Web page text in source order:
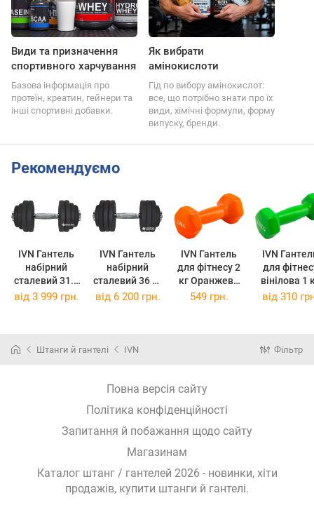
Види та призначення
спортивного харчування
Базова інформація про
протеїн, креатин, гейнери та
інші спортивні добавки.
Як вибрати
амінокислоти
Гід по вибору амінокислот:
все, що потрібно знати про їх
види, хімічні формули, форму
випуску, бренди.
Рекомендуємо
IVN Гантель
набірний
сталевий 31.5
кг (A00318)
IVN Гантель
набірний
сталевий 36 кг
(A00319)
IVN Гантель
для фітнесу 2
кг Оранжева
(Z-2,0-OR)
IVN
для
вінілова 1 кг
Зелена
від 3 999 грн. від 6 200 грн. 549 грн. від 310
Штанги й гантелі IVN Фільтр
Повна версія сайту
Політика конфіденційності
Запитання й побажання щодо сайту
Магазинам
Каталог штанг / гантелей 2026 - новинки, хіти
продажів, купити штанги й гантелі.